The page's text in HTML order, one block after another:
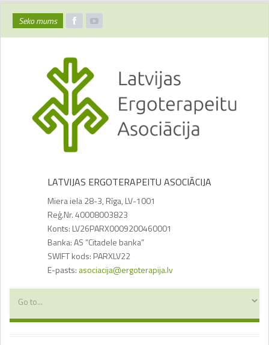
Seko mums
LATVIJAS ERGOTERAPEITU ASOCIĀCIJA
Miera iela 28-3, Rīga, LV-1001
Reģ.Nr. 40008003823
Konts: LV26PARX0009200460001
Banka: AS “Citadele banka”
SWIFT kods: PARXLV22
E-pasts: asociacija@ergoterapija.lv